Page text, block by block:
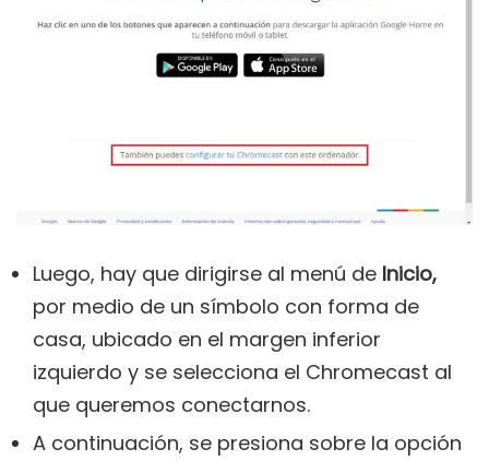
Luego, hay que dirigirse al menú de Inicio,
por medio de un símbolo con forma de
casa, ubicado en el margen inferior
izquierdo y se selecciona el Chromecast al
que queremos conectarnos.
A continuación, se presiona sobre la opción